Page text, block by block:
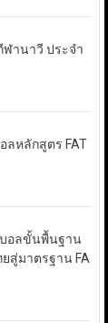
ฬานาวี ประจำ
ลหลักสูตร FAT
บอลขั้นพื้นฐาน
ยสู่มาตรฐาน FA